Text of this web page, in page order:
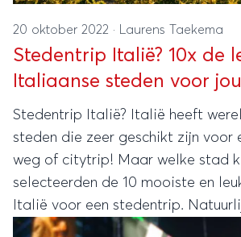
20 oktober 2022 · Laurens Taekema
Stedentrip Italië? 10x de
Italiaanse steden voor
Stedentrip Italië? Italië heeft
steden die zeer geschikt zijn voor
weg of citytrip! Maar welke stad
selecteerden de 10 mooiste en
Italië voor een stedentrip.
prachtige historische Rome en het